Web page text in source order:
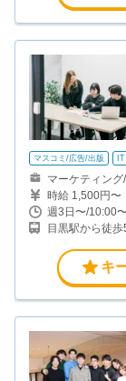
マスコミ/広告/出版 IT
マーケティング
時給 1,500円〜
週3日〜/10:00
目黒駅から徒
キ